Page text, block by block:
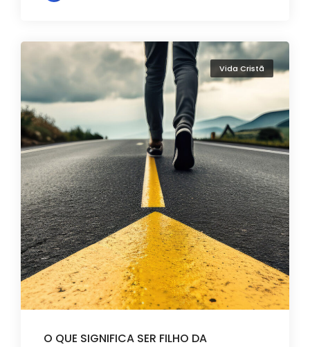
Vida Cristã
O QUE SIGNIFICA SER FILHO DA